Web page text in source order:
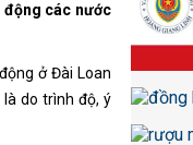
động các nước
ở Đài Loan
do trình độ, ý